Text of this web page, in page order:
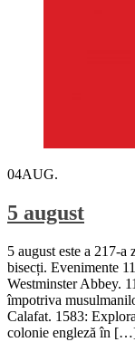
04AUG.
5 august
5 august este a 217-
bisecți. Evenimente
Westminster Abbey.
împotriva
Calafat. 1583:
colonie engleză în